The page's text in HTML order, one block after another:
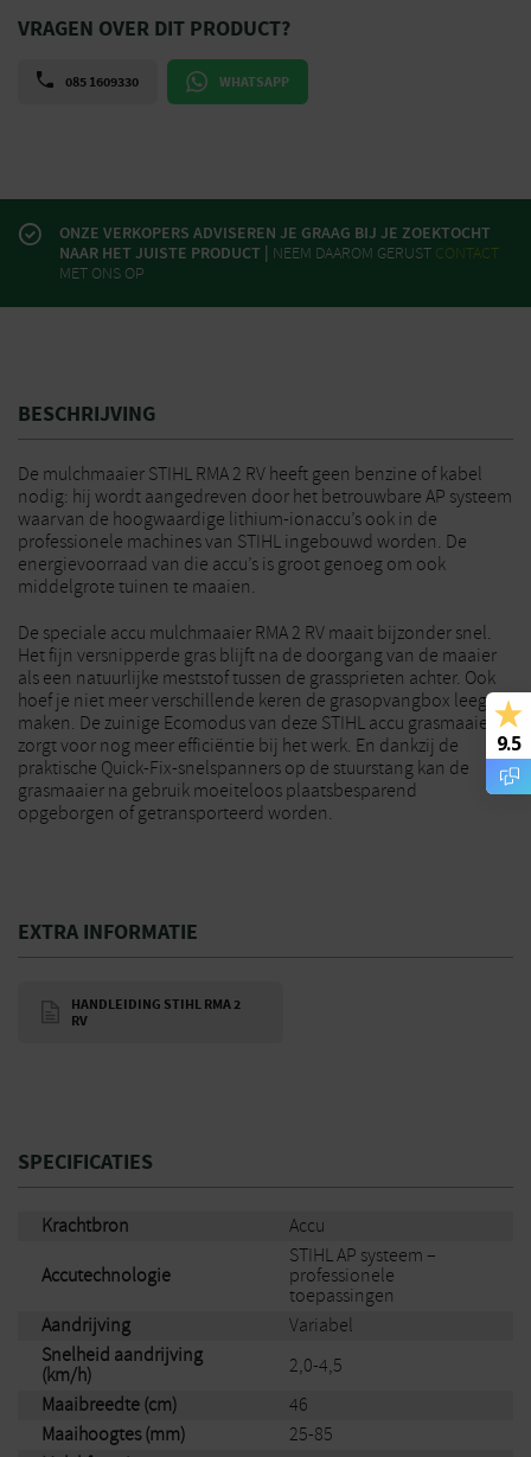
VRAGEN OVER DIT PRODUCT?
085 1609330 WHATSAPP
ONZE VERKOPERS ADVISEREN JE GRAAG BIJ JE ZOEKTOCHT
NAAR HET JUISTE PRODUCT | NEEM DAAROM GERUST CONTACT
MET ONS OP
BESCHRIJVING
De mulchmaaier STIHL RMA 2 RV heeft geen benzine of kabel
nodig: hij wordt aangedreven door het betrouwbare AP systeem
waarvan de hoogwaardige lithium-ionaccu’s ook in de
professionele machines van STIHL ingebouwd worden. De
energievoorraad van die accu’s is groot genoeg om ook
middelgrote tuinen te maaien.
De speciale accu mulchmaaier RMA 2 RV maait bijzonder snel.
Het fijn versnipperde gras blijft na de doorgang van de maaier
als een natuurlijke meststof tussen de grassprieten achter. Ook
hoef je niet meer verschillende keren de grasopvangbox leeg te
maken. De zuinige Ecomodus van deze STIHL accu grasmaaier
zorgt voor nog meer efficiëntie bij het werk. En dankzij de
praktische Quick-Fix-snelspanners op de stuurstang kan de
grasmaaier na gebruik moeiteloos plaatsbesparend
opgeborgen of getransporteerd worden.
EXTRA INFORMATIE
HANDLEIDING STIHL RMA 2
RV
SPECIFICATIES
Krachtbron Accu
Accutechnologie
STIHL AP systeem –
professionele
toepassingen
Aandrijving
Variabel
Snelheid aandrijving
(km/h)
2,0-4,5
Maaibreedte (cm)
46
Maaihoogtes (mm)
25-85
9.5